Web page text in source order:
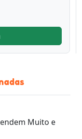
Muito e